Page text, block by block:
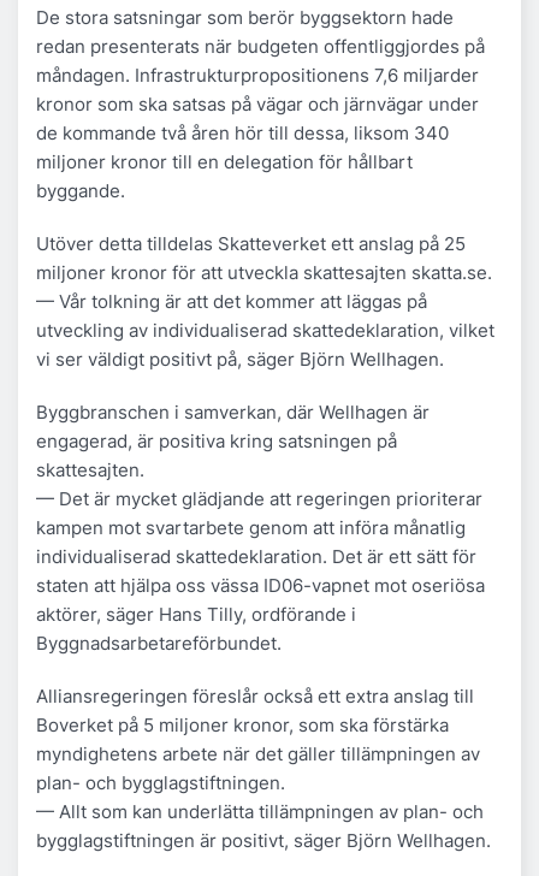
De stora satsningar som berör byggsektorn hade
redan presenterats när budgeten offentliggjordes på
måndagen. Infrastrukturpropositionens 7,6 miljarder
kronor som ska satsas på vägar och järnvägar under
de kommande två åren hör till dessa, liksom 340
miljoner kronor till en delegation för hållbart
byggande.
Utöver detta tilldelas Skatteverket ett anslag på 25
miljoner kronor för att utveckla skattesajten skatta.se.
— Vår tolkning är att det kommer att läggas på
utveckling av individualiserad skattedeklaration, vilket
vi ser väldigt positivt på, säger Björn Wellhagen.
Byggbranschen i samverkan, där Wellhagen är
engagerad, är positiva kring satsningen på
skattesajten.
— Det är mycket glädjande att regeringen prioriterar
kampen mot svartarbete genom att införa månatlig
individualiserad skattedeklaration. Det är ett sätt för
staten att hjälpa oss vässa ID06-vapnet mot oseriösa
aktörer, säger Hans Tilly, ordförande i
Byggnadsarbetareförbundet.
Alliansregeringen föreslår också ett extra anslag till
Boverket på 5 miljoner kronor, som ska förstärka
myndighetens arbete när det gäller tillämpningen av
plan- och bygglagstiftningen.
— Allt som kan underlätta tillämpningen av plan- och
bygglagstiftningen är positivt, säger Björn Wellhagen.